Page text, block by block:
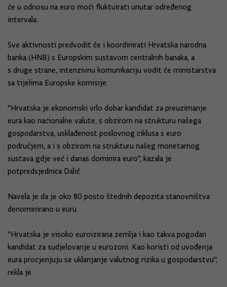
će u odnosu na euro moći fluktuirati unutar određenog
intervala.
Sve aktivnosti predvodit će i koordinirati Hrvatska narodna
banka (HNB) s Europskim sustavom centralnih banaka, a
s druge strane, intenzivnu komunikaciju vodit će ministarstva
sa tijelima Europske komisije.
"Hrvatska je ekonomski vrlo dobar kandidat za preuzimanje
eura kao nacionalne valute, s obzirom na strukturu našega
gospodarstva, usklađenost poslovnog ciklusa s euro
područjem, a i s obzirom na strukturu našeg monetarnog
sustava gdje već i danas dominira euro", kazala je
potpredsjednica Dalić.
Navela je da je oko 80 posto štednih depozita stanovništva
denominirano u euru.
"Hrvatska je visoko euroizirana zemlja i kao takva pogodan
kandidat za sudjelovanje u eurozoni. Kao koristi od uvođenja
eura procjenjuju se uklanjanje valutnog rizika u gospodarstvu",
rekla je.